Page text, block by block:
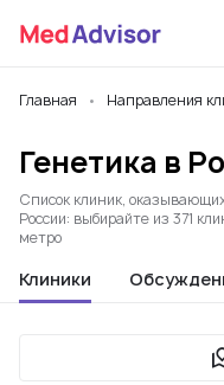
Главная Направления
Генетика в
Список клиник,
России: выбирайте из 371
метро
Клиники